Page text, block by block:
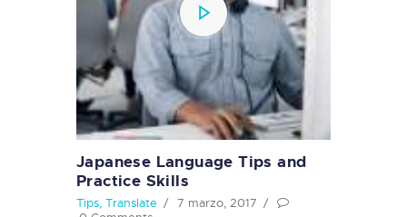
Japanese Language Tips and
Practice Skills
Tips, Translate
7 marzo, 2017